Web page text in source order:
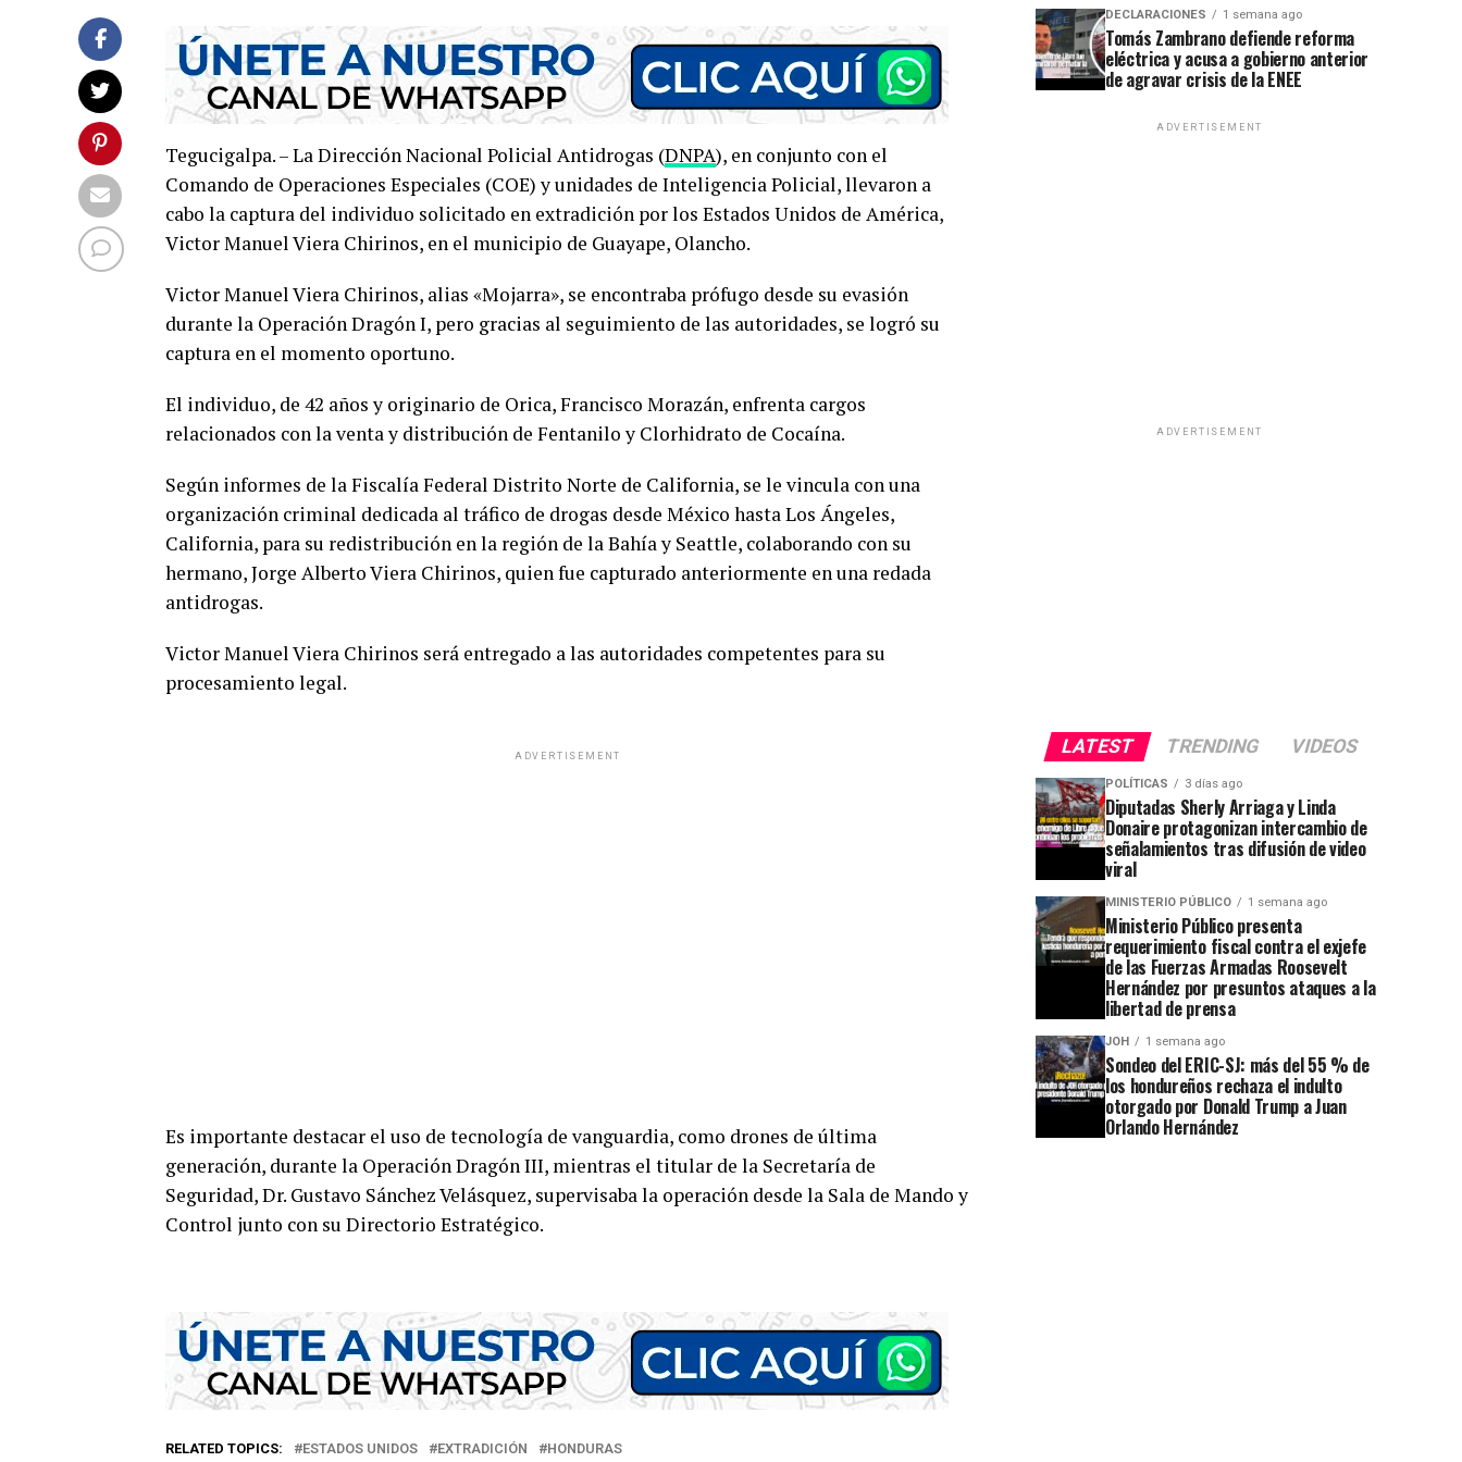
Tegucigalpa. – La Dirección Nacional Policial Antidrogas (DNPA), en conjunto con el
Comando de Operaciones Especiales (COE) y unidades de Inteligencia Policial, llevaron a
cabo la captura del individuo solicitado en extradición por los Estados Unidos de América,
Victor Manuel Viera Chirinos, en el municipio de Guayape, Olancho.
Victor Manuel Viera Chirinos, alias «Mojarra», se encontraba prófugo desde su evasión
durante la Operación Dragón I, pero gracias al seguimiento de las autoridades, se logró su
captura en el momento oportuno.
El individuo, de 42 años y originario de Orica, Francisco Morazán, enfrenta cargos
relacionados con la venta y distribución de Fentanilo y Clorhidrato de Cocaína.
Según informes de la Fiscalía Federal Distrito Norte de California, se le vincula con una
organización criminal dedicada al tráfico de drogas desde México hasta Los Ángeles,
California, para su redistribución en la región de la Bahía y Seattle, colaborando con su
hermano, Jorge Alberto Viera Chirinos, quien fue capturado anteriormente en una redada
antidrogas.
Victor Manuel Viera Chirinos será entregado a las autoridades competentes para su
procesamiento legal.
ADVERTISEMENT
Es importante destacar el uso de tecnología de vanguardia, como drones de última
generación, durante la Operación Dragón III, mientras el titular de la Secretaría de
Seguridad, Dr. Gustavo Sánchez Velásquez, supervisaba la operación desde la Sala de Mando y
Control junto con su Directorio Estratégico.
RELATED TOPICS: ESTADOS UNIDOS EXTRADICIÓN HONDURAS
DECLARACIONES 1 semana ago
Tomás Zambrano defiende reforma
eléctrica y acusa a gobierno anterior
de agravar crisis de la ENEE
ADVERTISEMENT
ADVERTISEMENT
LATEST TRENDING VIDEOS
POLÍTICAS 3 días ago
Diputadas Sherly Arriaga y Linda
Donaire protagonizan intercambio de
señalamientos tras difusión de video
viral
MINISTERIO PÚBLICO 1 semana ago
Ministerio Público presenta
requerimiento fiscal contra el exjefe
de las Fuerzas Armadas Roosevelt
Hernández por presuntos ataques a la
libertad de prensa
JOH 1 semana ago
Sondeo del ERIC-SJ: más del 55 % de
los hondureños rechaza el indulto
otorgado por Donald Trump a Juan
Orlando Hernández